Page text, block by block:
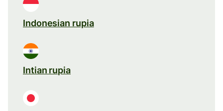
Indonesian rupia
Intian rupia